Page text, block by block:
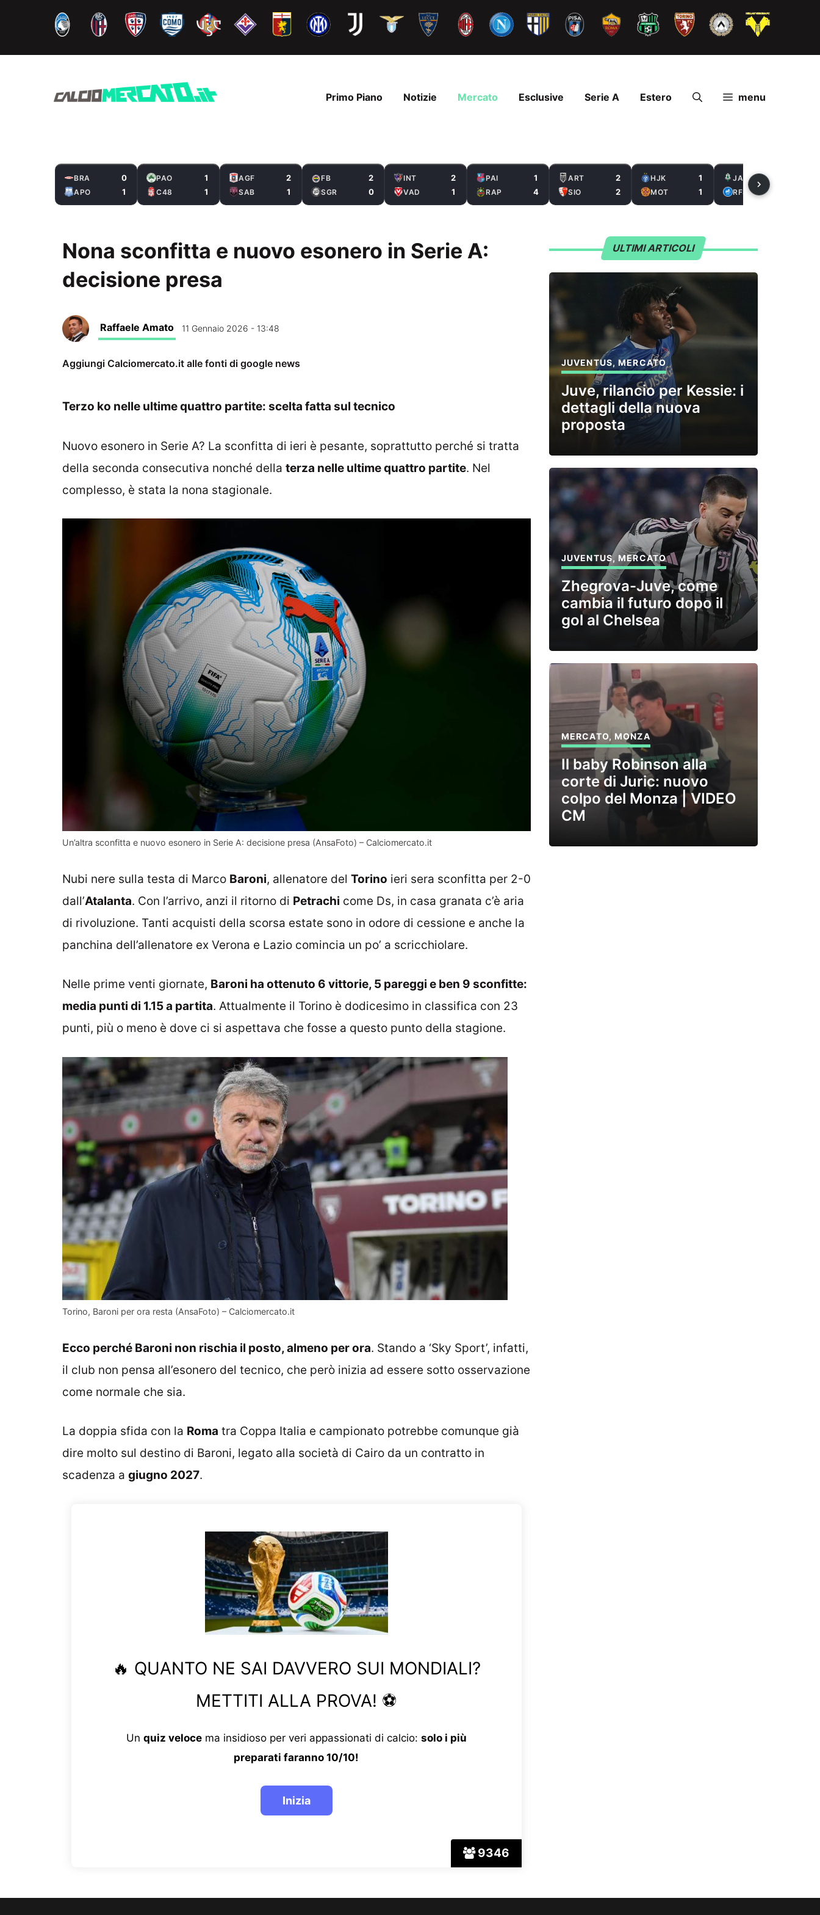
contenuto
Primo Piano Notizie Mercato Esclusive Serie A Estero menu
BRA 0
APO 1
PAO 1
C48 1
AGF 2
SAB 1
FB 2
SGR 0
INT 2
VAD 1
PAI 1
RAP 4
ART 2
SIO 2
HJK 1
MOT 1
JAB
RFS
Nona sconfitta e nuovo esonero in Serie A:
decisione presa
Raffaele Amato 11 Gennaio 2026 - 13:48
Aggiungi Calciomercato.it alle fonti di google news
Terzo ko nelle ultime quattro partite: scelta fatta sul tecnico
Nuovo esonero in Serie A? La sconfitta di ieri è pesante, soprattutto perché si tratta
della seconda consecutiva nonché della terza nelle ultime quattro partite. Nel
complesso, è stata la nona stagionale.
Un’altra sconfitta e nuovo esonero in Serie A: decisione presa (AnsaFoto) – Calciomercato.it
Nubi nere sulla testa di Marco Baroni, allenatore del Torino ieri sera sconfitta per 2-0
dall’Atalanta. Con l’arrivo, anzi il ritorno di Petrachi come Ds, in casa granata c’è aria
di rivoluzione. Tanti acquisti della scorsa estate sono in odore di cessione e anche la
panchina dell’allenatore ex Verona e Lazio comincia un po’ a scricchiolare.
Nelle prime venti giornate, Baroni ha ottenuto 6 vittorie, 5 pareggi e ben 9 sconfitte:
media punti di 1.15 a partita. Attualmente il Torino è dodicesimo in classifica con 23
punti, più o meno è dove ci si aspettava che fosse a questo punto della stagione.
Torino, Baroni per ora resta (AnsaFoto) – Calciomercato.it
Ecco perché Baroni non rischia il posto, almeno per ora. Stando a ‘Sky Sport’, infatti,
il club non pensa all’esonero del tecnico, che però inizia ad essere sotto osservazione
come normale che sia.
La doppia sfida con la Roma tra Coppa Italia e campionato potrebbe comunque già
dire molto sul destino di Baroni, legato alla società di Cairo da un contratto in
scadenza a giugno 2027.
9346
🔥 QUANTO NE SAI DAVVERO SUI MONDIALI?
METTITI ALLA PROVA! ⚽
Un quiz velocema insidioso per veri appassionati di calcio: solo i più
preparati faranno 10/10!
ULTIMI ARTICOLI
JUVENTUS,MERCATO
Juve, rilancio per Kessie: i
dettagli della nuova
proposta
JUVENTUS,MERCATO
Zhegrova-Juve, come
cambia il futuro dopo il
gol al Chelsea
MERCATO, MONZA
Il baby Robinson alla
corte di Juric: nuovo
colpo del Monza | VIDEO
CM